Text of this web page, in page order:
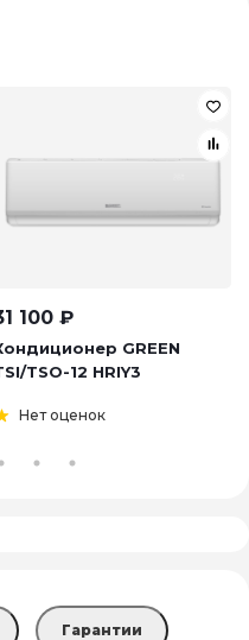
100 ₽
GREEN
TSO-12 HRIY3
Нет оценок
Гарантии